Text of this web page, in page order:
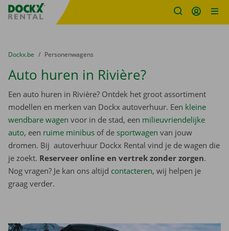
Fratello DEMO
U bevindt zich hier:
van
Dockx.be naar
Personenwagens
Auto huren in Rivière?
Een auto huren in Rivière? Ontdek het groot assortiment
modellen en merken van Dockx autoverhuur. Een kleine
wendbare wagen voor in de stad, een milieuvriendelijke
auto, een ruime minibus of de sportwagen van jouw
dromen. Bij autoverhuur Dockx Rental vind je de wagen die
je zoekt. Reserveer online en vertrek zonder zorgen.
Nog vragen? Je kan ons altijd contacteren, wij helpen je
graag verder.